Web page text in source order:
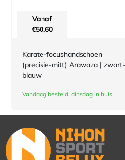
Vanaf
€50,60
Karate-focushandschoen
(precisie-mitt) Arawaza | zwart-
blauw
Vandaag besteld, dinsdag in huis